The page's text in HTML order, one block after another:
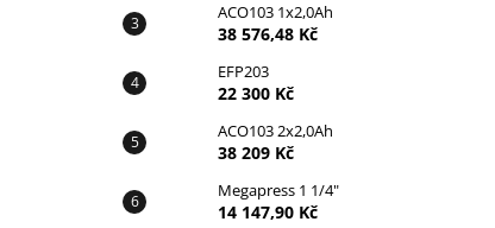
ACO103 1x2,0Ah
38 576,48 Kč
EFP203
22 300 Kč
ACO103 2x2,0Ah
38 209 Kč
Megapress 1 1/4"
14 147,90 Kč